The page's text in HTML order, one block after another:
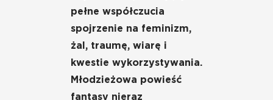
pełne współczucia
spojrzenie na feminizm,
żal, traumę, wiarę i
kwestie wykorzystywania.
Młodzieżowa powieść
fantasy nieraz